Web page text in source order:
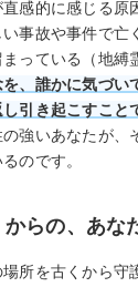
感的に感じる原
事故や事件で亡
っている（地縛
、誰かに気づい
引き起こすこと
強いあなたが、
のです。
らの、あな
所を古くから守